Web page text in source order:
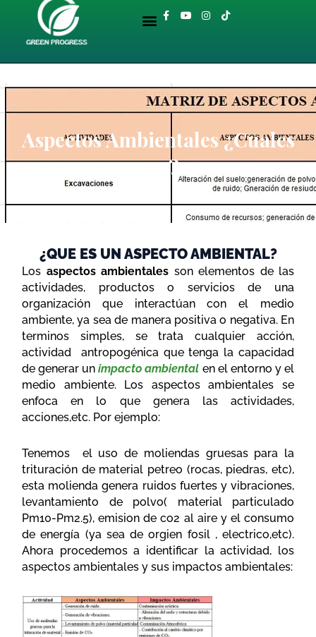
contenido
F
a
o
-
f
Y
b
I
g
m
T
i
k
Menu
Aspectos Ambientales ¿Cuales
son?
¿QUE ES UN ASPECTO AMBIENTAL?
Los aspectos ambientales son elementos de las
actividades, productos o servicios de una
organización que interactúan con el medio
ambiente, ya sea de manera positiva o negativa. En
terminos simples, se trata cualquier acción,
actividad antropogénica que tenga la capacidad
de generar unimpacto ambiental en el entorno y el
medio ambiente. Los aspectos ambientales se
enfoca en lo que genera las actividades,
acciones,etc. Por ejemplo:
Tenemos el uso de moliendas gruesas para la
trituración de material petreo (rocas, piedras, etc),
esta molienda genera ruidos fuertes y vibraciones,
levantamiento de polvo( material particulado
Pm10-Pm2.5), emision de co2 al aire y el consumo
de energía (ya sea de orgien fosil , electrico,etc).
Ahora procedemos a identificar la actividad, los
aspectos ambientales y sus impactos ambientales: